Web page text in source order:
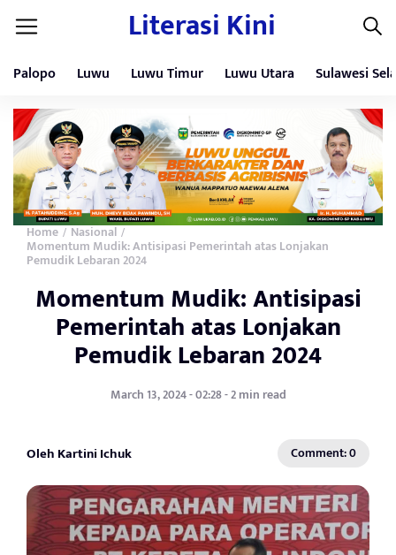
Literasi Kini
Palopo Luwu Luwu Timur Luwu Utara Sulawesi
Home / Nasional /
Momentum Mudik: Antisipasi Pemerintah atas Lonjakan
Pemudik Lebaran 2024
Momentum Mudik: Antisipasi
Pemerintah atas Lonjakan
Pemudik Lebaran 2024
March 13, 2024 - 02:28 - 2 min read
Oleh Kartini Ichuk Comment: 0